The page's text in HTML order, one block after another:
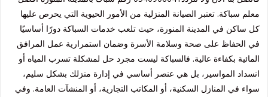
معلم سباكة. تعتبر الصيانة المنزلية من الأمور الحيوية التي يحرص عليها
كل ساكن في المدينة المنورة، حيث تلعب خدمات السباكة دورًا أساسيًا
في الحفاظ على صحة وسلامة الأسرة وضمان استمرارية عمل المرافق
المائية بكفاءة عالية. فالسباكة ليست مجرد حل لمشكلة تسرب المياه أو
انسداد المواسير، بل هي عنصر أساسي في إدارة منزلك بشكل سليم،
سواء في المنازل السكنية، أو المكاتب التجارية، أو المنشآت العامة. وفي